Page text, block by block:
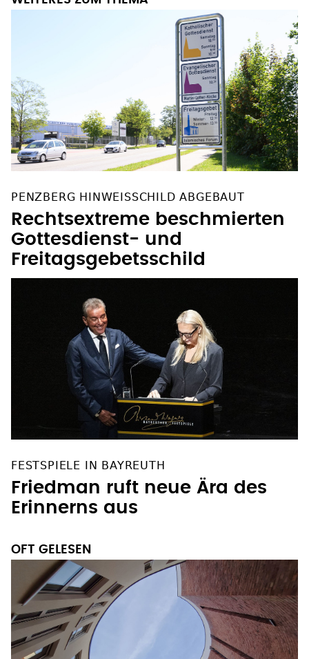
PENZBERG HINWEISSCHILD ABGEBAUT
Rechtsextreme beschmierten
Gottesdienst- und
Freitagsgebetsschild
FESTSPIELE IN BAYREUTH
Friedman ruft neue Ära des
Erinnerns aus
OFT GELESEN